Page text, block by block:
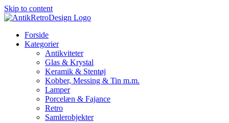
Skip to content
Forside
Kategorier
Antikviteter
Glas & Krystal
Keramik & Stentøj
Kobber, Messing & Tin m.m.
Lamper
Porcelæn & Fajance
Retro
Samlerobjekter